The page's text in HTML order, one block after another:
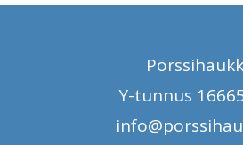
Y-tunnus